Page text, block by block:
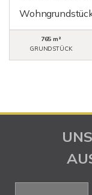
765 m²
GRUNDSTÜCK